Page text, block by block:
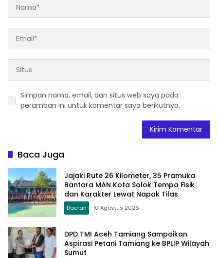
Simpan nama, email, dan situs web saya pada
peramban ini untuk komentar saya berikutnya.
Baca Juga
Jajaki Rute 26 Kilometer, 35 Pramuka
Bantara MAN Kota Solok Tempa Fisik
dan Karakter Lewat Napak Tilas
Daerah 10 Agustus 2026
DPD TMI Aceh Tamiang Sampaikan
Aspirasi Petani Tamiang ke BPLIP Wilayah
Sumut